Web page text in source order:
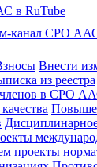
в RuTube
канал СРО
Внести
из реестра
членов в СРО
проекты